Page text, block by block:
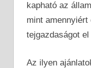
kapható az
mint
tejgazdaságot
Az ilyen